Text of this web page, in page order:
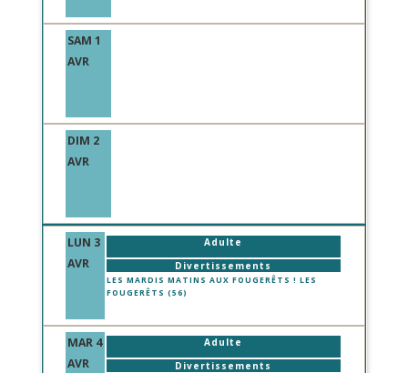
SAM 1
AVR
DIM 2
AVR
LUN 3
AVR
Adulte
Divertissements
LES MARDIS MATINS AUX FOUGERÊTS ! LES
FOUGERÊTS (56)
MAR 4
AVR
Adulte
Divertissements